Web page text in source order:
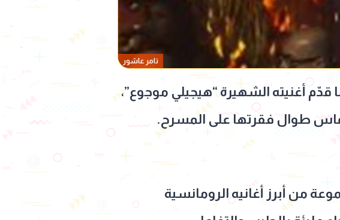
تامر عاشور
أغنيته الشهيرة “هيجيلي موجوع”،
طوال فقرتها على المسرح.
من أبرز أغانيه الرومانسية